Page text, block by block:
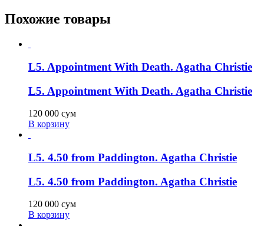
Похожие товары
L5. Appointment With Death. Agatha Christie
L5. Appointment With Death. Agatha Christie
120 000 сум
В корзину
L5. 4.50 from Paddington. Agatha Christie
L5. 4.50 from Paddington. Agatha Christie
120 000 сум
В корзину